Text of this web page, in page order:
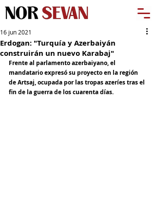
Erdogan: "Turquía y Azerbaiyán
construirán un nuevo Karabaj"
16 jun 2021
Frente al parlamento azerbaiyano, el
mandatario expresó su proyecto en la región
de Artsaj, ocupada por las tropas azeríes tras el
fin de la guerra de los cuarenta días.